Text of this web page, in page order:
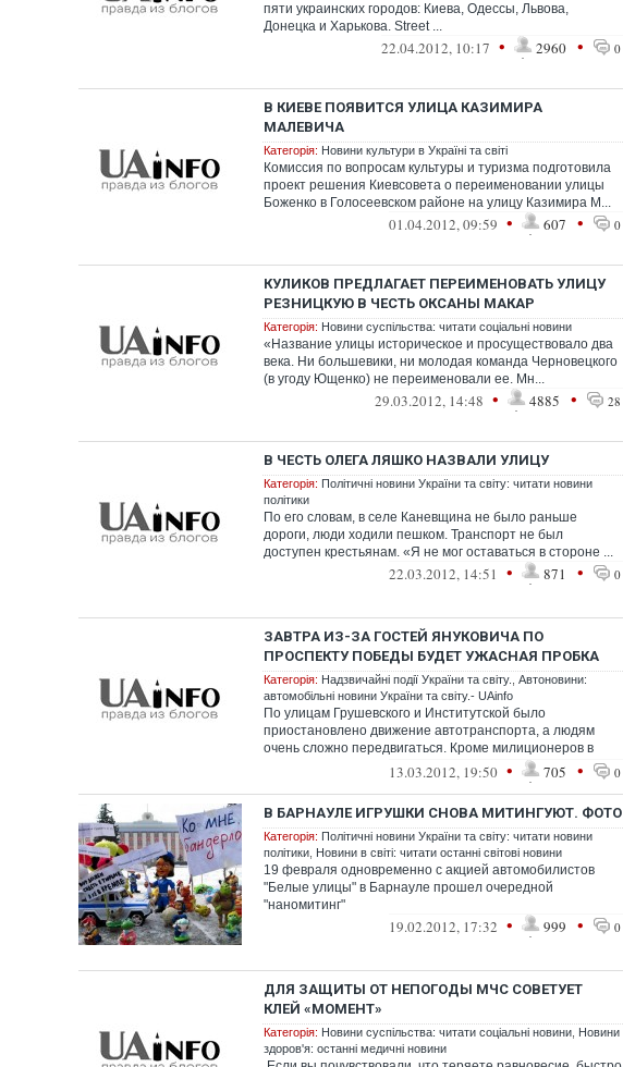
пяти украинских городов: Киева, Одессы, Львова,
Донецка и Харькова. Street ...
22.04.2012, 10:17 • 2960 • 0
В КИЕВЕ ПОЯВИТСЯ УЛИЦА КАЗИМИРА
МАЛЕВИЧА
Категорія: Новини культури в Україні та світі
Комиссия по вопросам культуры и туризма подготовила
проект решения Киевсовета о переименовании улицы
Боженко в Голосеевском районе на улицу Казимира М...
01.04.2012, 09:59 • 607 • 0
КУЛИКОВ ПРЕДЛАГАЕТ ПЕРЕИМЕНОВАТЬ УЛИЦУ
РЕЗНИЦКУЮ В ЧЕСТЬ ОКСАНЫ МАКАР
Категорія: Новини суспільства: читати соціальні новини
«Название улицы историческое и просуществовало два
века. Ни большевики, ни молодая команда Черновецкого
(в угоду Ющенко) не переименовали ее. Мн...
29.03.2012, 14:48 • 4885 • 28
В ЧЕСТЬ ОЛЕГА ЛЯШКО НАЗВАЛИ УЛИЦУ
Категорія: Політичні новини України та світу: читати новини
політики
По его словам, в селе Каневщина не было раньше
дороги, люди ходили пешком. Транспорт не был
доступен крестьянам. «Я не мог оставаться в стороне ...
22.03.2012, 14:51 • 871 • 0
ЗАВТРА ИЗ-ЗА ГОСТЕЙ ЯНУКОВИЧА ПО
ПРОСПЕКТУ ПОБЕДЫ БУДЕТ УЖАСНАЯ ПРОБКА
Категорія: Надзвичайні події України та світу.
Автоновини:
автомобільні новини України та світу.- UAinfo
По улицам Грушевского и Институтской было
приостановлено движение автотранспорта, а людям
очень сложно передвигаться. Кроме милиционеров в
13.03.2012, 19:50 • 705 • 0
В БАРНАУЛЕ ИГРУШКИ СНОВА МИТИНГУЮТ. ФОТО
Категорія: Політичні новини України та світу: читати новини
політики Новини в світі: читати останні світові новини
19 февраля одновременно с акцией автомобилистов
"Белые улицы" в Барнауле прошел очередной
"наномитинг"
19.02.2012, 17:32 • 999 • 0
ДЛЯ ЗАЩИТЫ ОТ НЕПОГОДЫ МЧС СОВЕТУЕТ
КЛЕЙ «МОМЕНТ»
Категорія: Новини суспільства: читати соціальні новини Новини
здоров'я: останні медичні новини